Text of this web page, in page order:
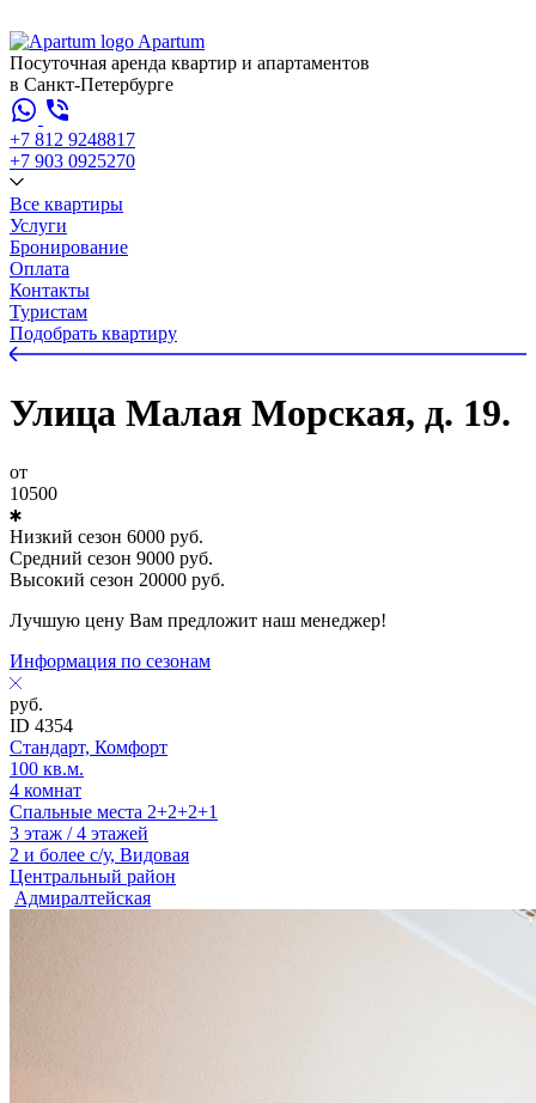
Apartum
Посуточная аренда квартир и апартаментов
в Санкт-Петербурге
+7 812 9248817
+7 903 0925270
Все квартиры
Услуги
Бронирование
Оплата
Контакты
Туристам
Подобрать квартиру
Улица Малая Морская, д. 19.
от
10500
Низкий сезон 6000 руб.
Средний сезон 9000 руб.
Высокий сезон 20000 руб.
Лучшую цену Вам предложит наш менеджер!
Информация по сезонам
руб.
ID 4354
Стандарт, Комфорт
100 кв.м.
4 комнат
Спальные места 2+2+2+1
3 этаж / 4 этажей
2 и более с/у, Видовая
Центральный район
Адмиралтейская